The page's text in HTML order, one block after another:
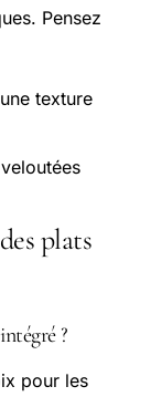
Pensez
texture
plats
?
pour les